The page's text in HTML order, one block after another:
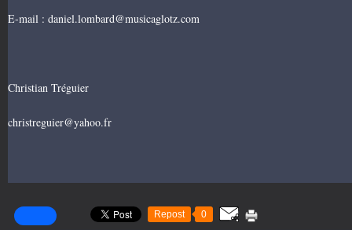
E-mail : daniel.lombard@musicaglotz.com
Christian Tréguier
christreguier@yahoo.fr
Repost 0